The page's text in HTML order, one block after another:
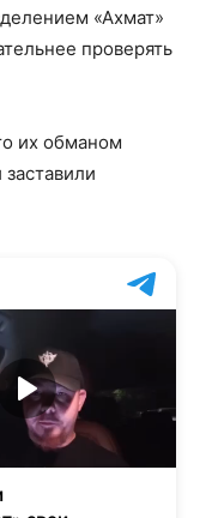
«Ахмат»
проверять
их обманом